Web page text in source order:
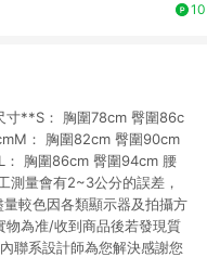
寸**S： 胸圍78cm 臀圍86c
： 胸圍82cm 臀圍90cm
： 胸圍86cm 臀圍94cm 腰
測量會有2~3公分的誤差，
較色因各類顯示器及拍攝方
物為准/收到商品後若發現質
聯系設計師為您解決感謝您